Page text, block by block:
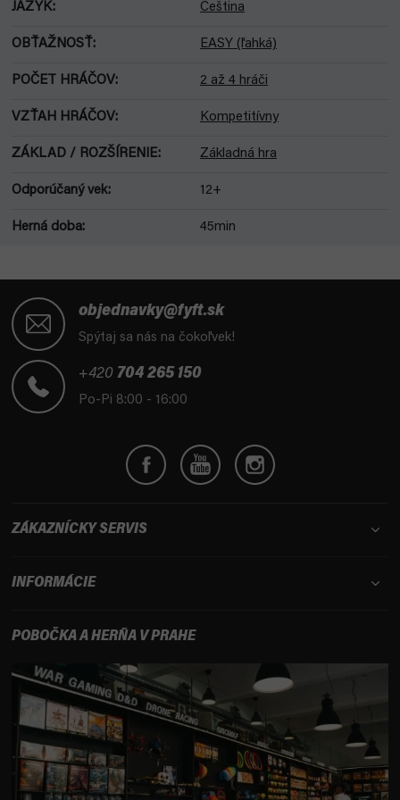
JAZYK: Čeština
OBŤAŽNOSŤ : EASY (ľahká)
POČET HRÁČOV: 2 až 4 hráči
VZŤAH HRÁČOV: Kompetitívny
ZÁKLAD / ROZŠÍRENIE: Základná hra
Odporúčaný vek: 12+
Herná doba: 45min
objednavky@fyft.sk
Spýtaj sa nás na čokoľvek!
+420 704 265 150
Po-Pi 8:00 - 16:00
ZÁKAZNÍCKY SERVIS
INFORMÁCIE
POBOČKA A HERŇA V PRAHE